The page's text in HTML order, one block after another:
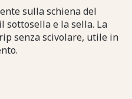
sulla schiena del
sottosella e la sella. La
senza scivolare, utile in